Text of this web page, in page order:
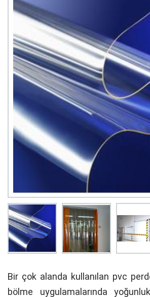
Bir çok alanda kullanılan pvc
bölme uygulamalarında